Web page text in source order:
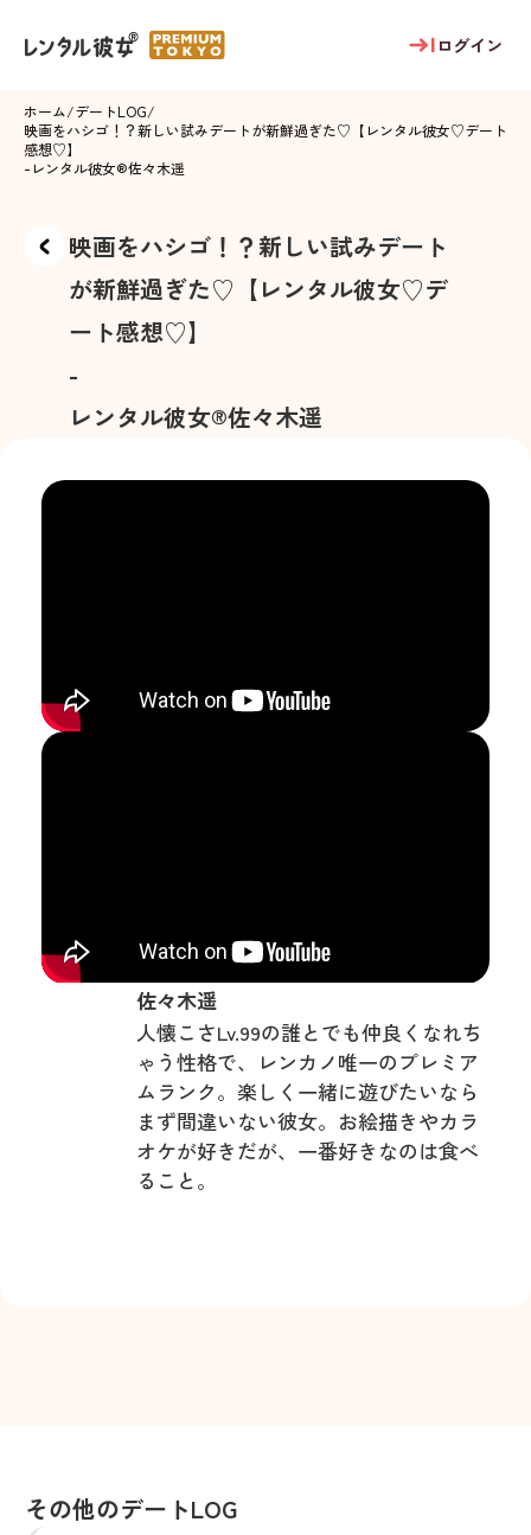
ログイン
ホーム/デートLOG/
映画をハシゴ！？新しい試みデートが新鮮過ぎた♡【レンタル彼女♡デート
感想♡】
-レンタル彼女®佐々木遥
映画をハシゴ！？新しい試みデート
が新鮮過ぎた♡【レンタル彼女♡デ
ート感想♡】
-
レンタル彼女®佐々木遥
佐々木遥
人懐こさLv.99の誰とでも仲良くなれち
ゃう性格で、レンカノ唯一のプレミア
ムランク。楽しく一緒に遊びたいなら
まず間違いない彼女。お絵描きやカラ
オケが好きだが、一番好きなのは食べ
ること。
その他のデートLOG